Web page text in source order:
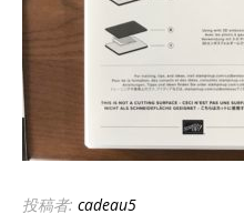
投稿者: cadeau5